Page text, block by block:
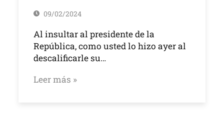
09/02/2024
Al insultar al presidente de la
República, como usted lo hizo ayer al
descalificarle su…
Leer más »